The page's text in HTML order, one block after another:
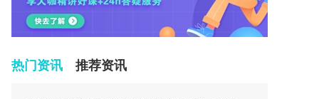
热门资讯 推荐资讯